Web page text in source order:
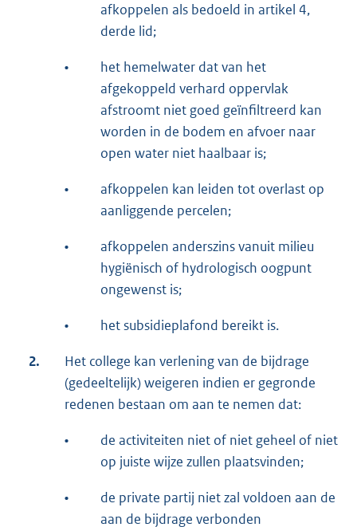
afkoppelen als bedoeld in artikel 4,
derde lid;
•
het hemelwater dat van het
afgekoppeld verhard oppervlak
afstroomt niet goed geïnfiltreerd kan
worden in de bodem en afvoer naar
open water niet haalbaar is;
•
afkoppelen kan leiden tot overlast op
aanliggende percelen;
•
afkoppelen anderszins vanuit milieu
hygiënisch of hydrologisch oogpunt
ongewenst is;
• het subsidieplafond bereikt is.
2.
Het college kan verlening van de bijdrage
(gedeeltelijk) weigeren indien er gegronde
redenen bestaan om aan te nemen dat:
•
de activiteiten niet of niet geheel of niet
op juiste wijze zullen plaatsvinden;
•
de private partij niet zal voldoen aan de
aan de bijdrage verbonden